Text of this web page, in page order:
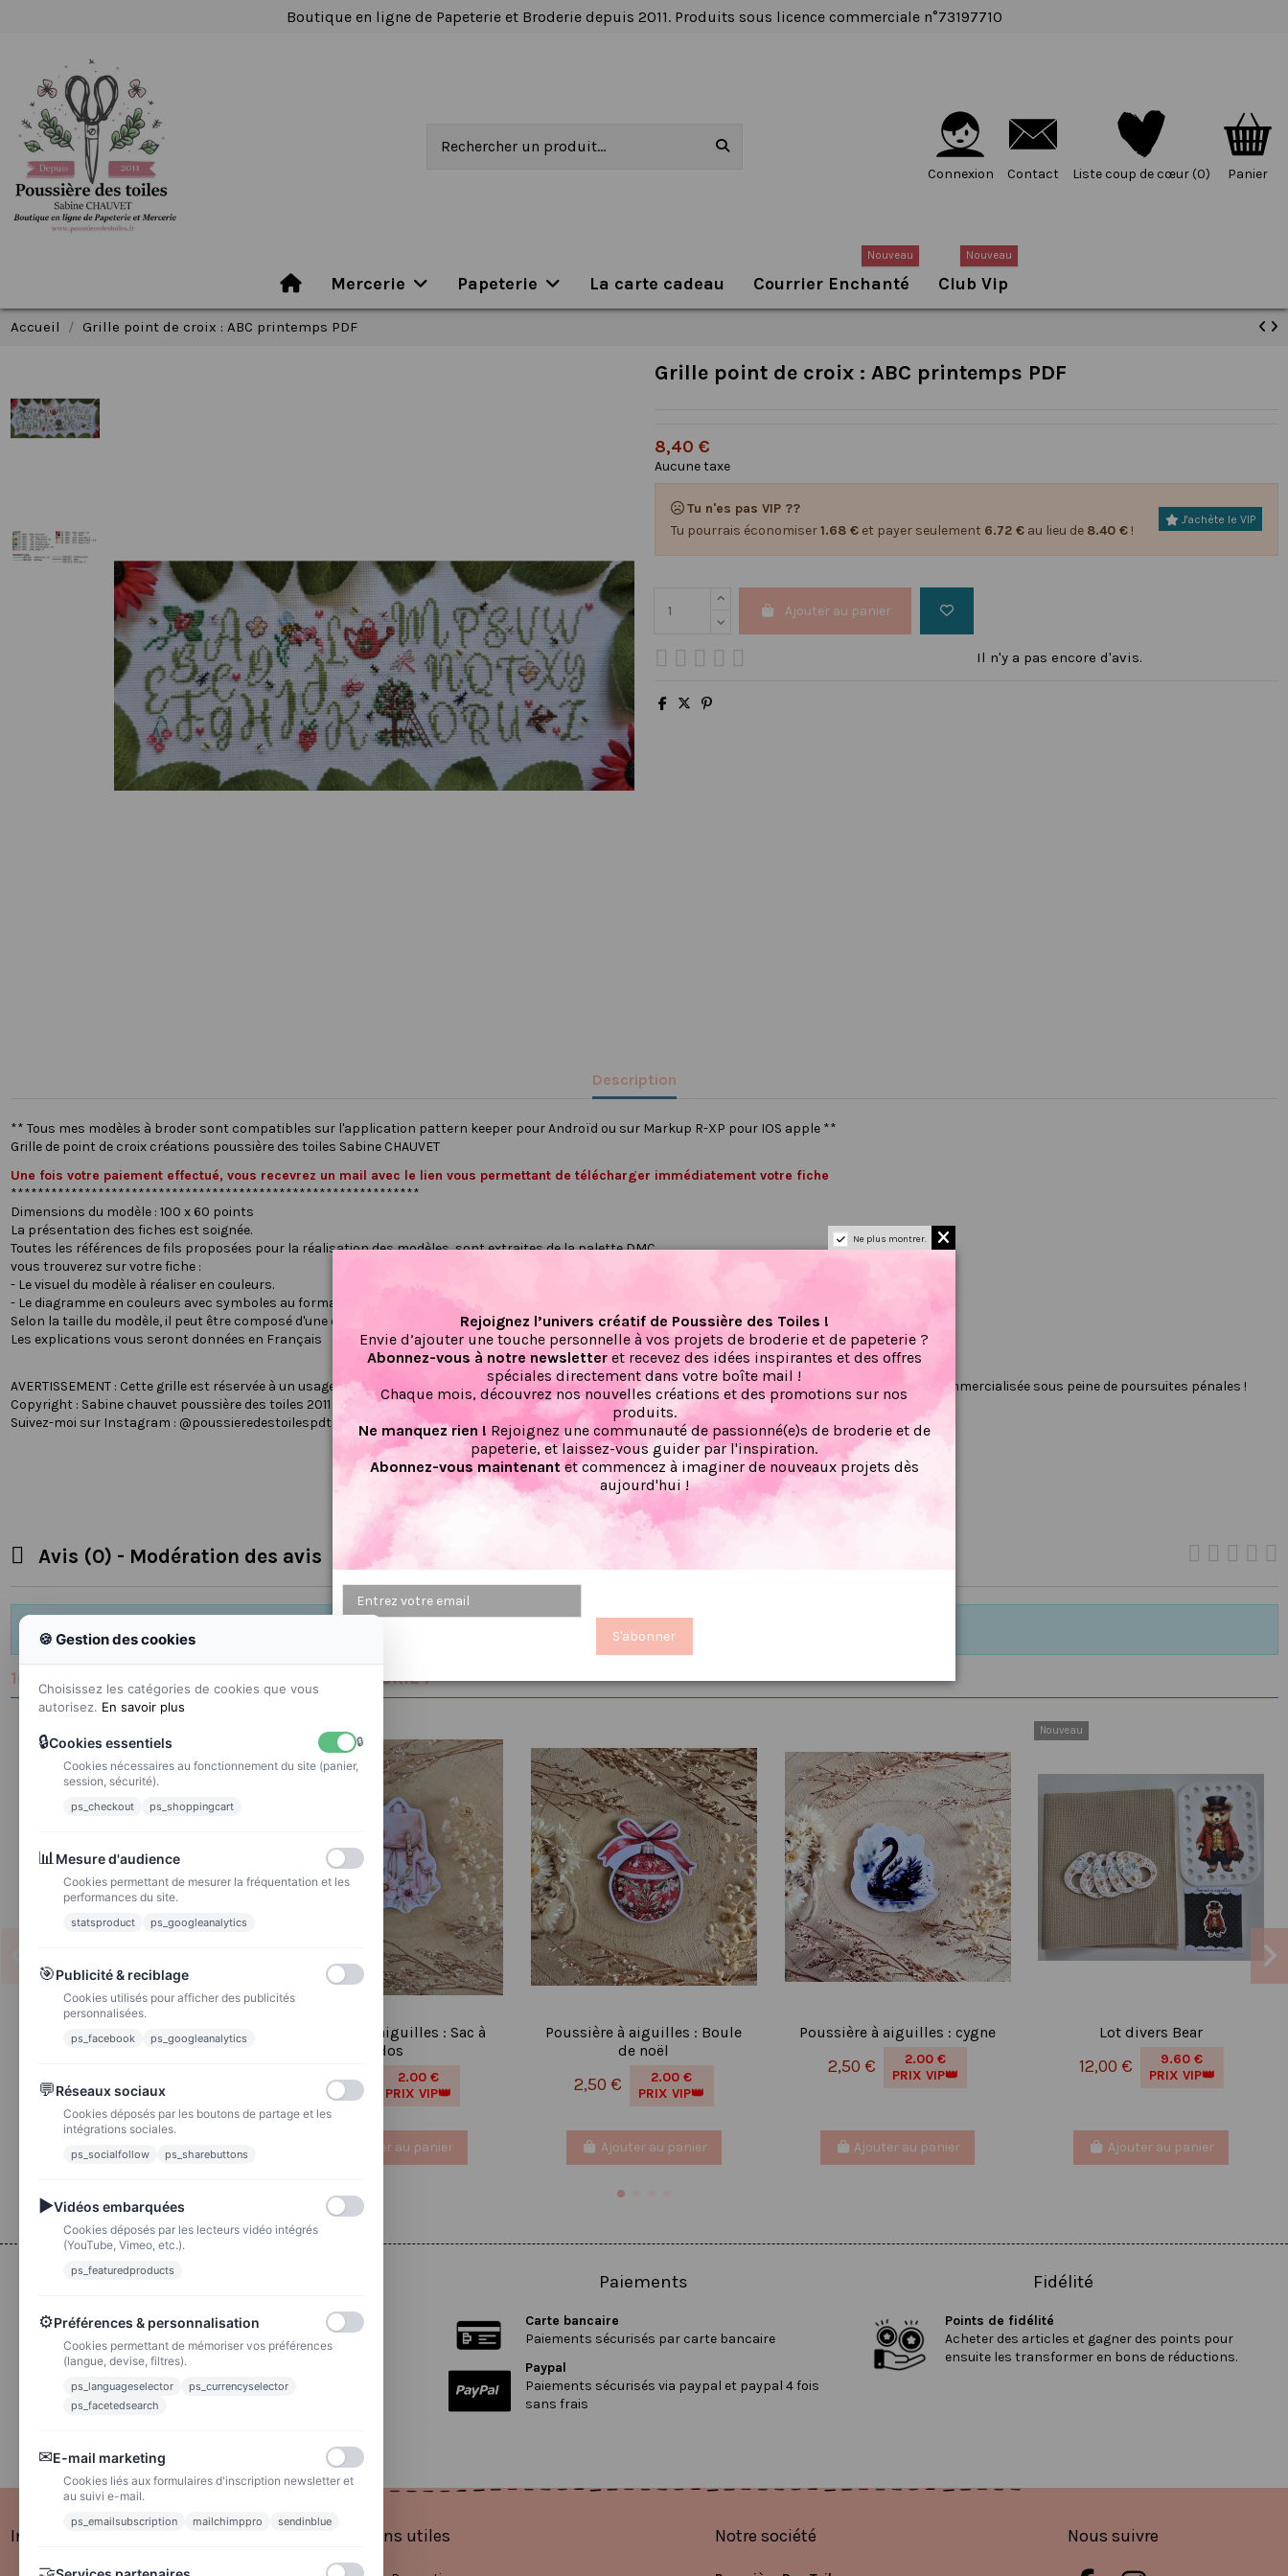
Boutique en ligne de Papeterie et Broderie depuis 2011. Produits sous licence commerciale n°73197710
Connexion Contact Liste coup de cœur (0) Panier
Mercerie Papeterie La carte cadeau Courrier Enchanté
Nouveau
Club Vip
Nouveau
Accueil Grille point de croix : ABC printemps PDF
Grille point de croix : ABC printemps PDF
8,40 €
Aucune taxe
Tu n'es pas VIP ??
Tu pourrais économiser1.68 €et payer seulement 6.72 €au lieu de 8.40 €!
J'achète le VIP
Ajouter au panier
Il n'y a pas encore d'avis.
Description
** Tous mes modèles à broder sont compatibles sur l'application pattern keeper pour Androïd ou sur Markup R-XP pour IOS apple **
Grille de point de croix créations poussière des toiles Sabine CHAUVET
Une fois votre paiement effectué, vous recevrez un mail avec le lien vous permettant de télécharger immédiatement votre fiche
*************************************************************
Dimensions du modèle : 100 x 60 points
La présentation des fiches est soignée.
Toutes les références de fils proposées pour la réalisation des modèles, sont extraites de la palette DMC.
vous trouverez sur votre fiche :
- Le visuel du modèle à réaliser en couleurs.
- Le diagramme en couleurs avec symboles au format A4.
Selon la taille du modèle, il peut être composé d'une ou plusieurs feuilles A4 pour une meilleure lisibilité.
Les explications vous seront données en Français
AVERTISSEMENT : Cette grille est réservée à un usage privé uniquement, elle ne peut en aucun cas être photocopiée, scannée, diffusée sur internet ou commercialisée sous peine de poursuites pénales !
Copyright : Sabine chauvet poussière des toiles 2011
Suivez-moi sur Instagram : @poussieredestoilespdt
 Avis (0) - Modération des avis
Il n'y a pas encore d'avis pour ce produit.
16 AUTRES PRODUITS DANS LA MÊME CATÉGORIE :
Poussière à aiguilles : Cloche
Ajouter au panier
Poussière à aiguilles : Sac à
dos
2,50 €
2.00 €
PRIX VIP👑
Ajouter au panier
Poussière à aiguilles : Boule
de noël
2,50 €
2.00 €
PRIX VIP👑
Ajouter au panier
Poussière à aiguilles : cygne
2,50 €
2.00 €
PRIX VIP👑
Ajouter au panier
Nouveau
Lot divers Bear
12,00 €
9.60 €
PRIX VIP👑
Ajouter au panier
Colissimo
Livraison colis en 48h
La poste
Lettre suivie 72h
Paiements
Carte bancaire
Paiements sécurisés par carte bancaire
Paypal
Paiements sécurisés via paypal et paypal 4 fois
sans frais
Fidélité
Points de fidélité
Acheter des articles et gagner des points pour
ensuite les transformer en bons de réductions.
Informations Liens utiles Notre société Nous suivre
Ne plus montrer.
Rejoignez l’univers créatif de Poussière des Toiles !
Envie d’ajouter une touche personnelle à vos projets de broderie et de papeterie ?
Abonnez-vous à notre newsletteret recevez des idées inspirantes et des offres
spéciales directement dans votre boîte mail !
Chaque mois, découvrez nos nouvelles créations et des promotions sur nos
produits.
Ne manquez rien ! Rejoignez une communauté de passionné(e)s de broderie et de
papeterie, et laissez-vous guider par l'inspiration.
Abonnez-vous maintenantet commencez à imaginer de nouveaux projets dès
aujourd'hui !
S'abonner
🍪 Gestion des cookies
Choisissez les catégories de cookies que vous
autorisez. En savoir plus
🔒Cookies essentiels
🔒
Cookies nécessaires au fonctionnement du site (panier,
session, sécurité).
ps_checkout ps_shoppingcart
📊 Mesure d'audience
Cookies permettant de mesurer la fréquentation et les
performances du site.
statsproduct ps_googleanalytics
🎯Publicité & reciblage
Cookies utilisés pour afficher des publicités
personnalisées.
ps_facebook ps_googleanalytics
💬Réseaux sociaux
Cookies déposés par les boutons de partage et les
intégrations sociales.
ps_socialfollow ps_sharebuttons
▶Vidéos embarquées
Cookies déposés par les lecteurs vidéo intégrés
(YouTube, Vimeo, etc.).
ps_featuredproducts
⚙Préférences & personnalisation
Cookies permettant de mémoriser vos préférences
(langue, devise, filtres).
ps_languageselector
ps_currencyselector
ps_facetedsearch
✉E-mail marketing
Cookies liés aux formulaires d'inscription newsletter et
au suivi e-mail.
ps_emailsubscription mailchimppro sendinblue